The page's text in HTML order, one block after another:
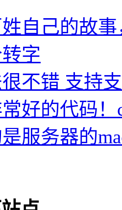
自己的故事
字
不错 支持
好的代码！
服务器的